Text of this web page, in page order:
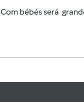
Com bébés será